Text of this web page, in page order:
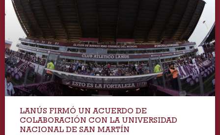
LANÚS FIRMÓ UN ACUERDO DE
COLABORACIÓN CON LA UNIVERSIDAD
NACIONAL DE SAN MARTÍN